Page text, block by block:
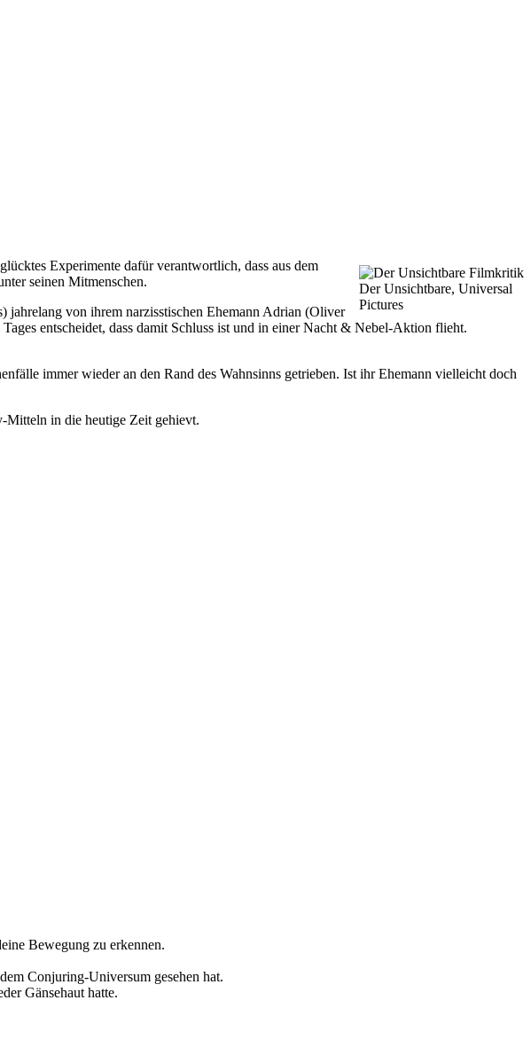
Der Unsichtbare, Universal
Pictures
Experimente dafür verantwortlich, dass aus dem
seinen Mitmenschen.
jahrelang von ihrem narzisstischen Ehemann Adrian (Oliver
entscheidet, dass damit Schluss ist und in einer Nacht & Nebel-Aktion flieht.
immer wieder an den Rand des Wahnsinns getrieben. Ist ihr Ehemann vielleicht doch
Mitteln in die heutige Zeit gehievt.
Bewegung zu erkennen.
Conjuring-Universum gesehen hat.
Gänsehaut hatte.